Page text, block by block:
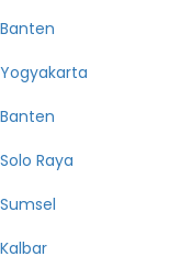
Banten
Yogyakarta
Banten
Solo Raya
Sumsel
Kalbar